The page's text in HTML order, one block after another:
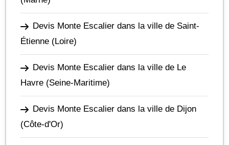
Devis Monte Escalier dans la ville de Saint-
Étienne (Loire)
Devis Monte Escalier dans la ville de Le
Havre (Seine-Maritime)
Devis Monte Escalier dans la ville de Dijon
(Côte-d'Or)